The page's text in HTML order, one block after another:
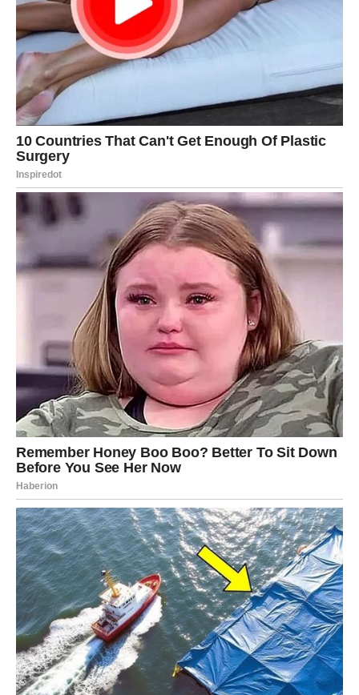
postati stvarnost.
Neko će rešiti važno pitanje vezano za posao.
Neko će uspeti da kupi ono što je dugo planirao.
Neko će dobiti potvrdu da je izabrao pravi životni put.
Ljubavni odnosi postaju mnogo iskreniji.
Ako postoji osoba koja vam se dopada, upravo sada može
napraviti prvi korak.
Ako ste u vezi, očekuje vas mnogo više bliskosti i
zajedničkih planova.
Važno je da ne odustajete u poslednjem trenutku.
Najlepše tek dolazi.
RIBE – SREĆA DOLAZI KADA JE
NAJMANJE OČEKUJETE